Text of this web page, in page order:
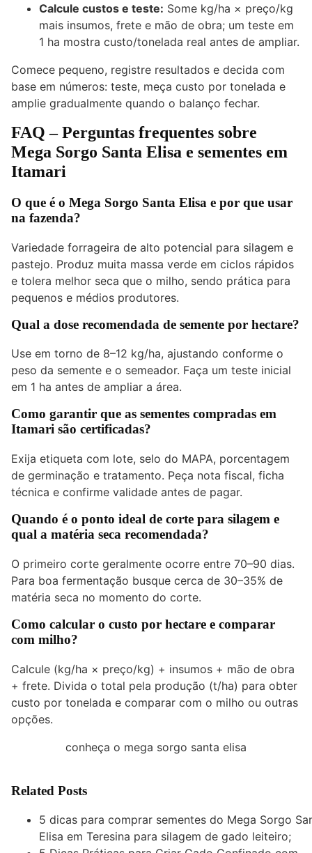
Calcule custos e teste: Some kg/ha × preço/kg
mais insumos, frete e mão de obra; um teste em
1 ha mostra custo/tonelada real antes de ampliar.
Comece pequeno, registre resultados e decida com
base em números: teste, meça custo por tonelada e
amplie gradualmente quando o balanço fechar.
FAQ – Perguntas frequentes sobre
Mega Sorgo Santa Elisa e sementes em
Itamari
O que é o Mega Sorgo Santa Elisa e por que usar
na fazenda?
Variedade forrageira de alto potencial para silagem e
pastejo. Produz muita massa verde em ciclos rápidos
e tolera melhor seca que o milho, sendo prática para
pequenos e médios produtores.
Qual a dose recomendada de semente por hectare?
Use em torno de 8–12 kg/ha, ajustando conforme o
peso da semente e o semeador. Faça um teste inicial
em 1 ha antes de ampliar a área.
Como garantir que as sementes compradas em
Itamari são certificadas?
Exija etiqueta com lote, selo do MAPA, porcentagem
de germinação e tratamento. Peça nota fiscal, ficha
técnica e confirme validade antes de pagar.
Quando é o ponto ideal de corte para silagem e
qual a matéria seca recomendada?
O primeiro corte geralmente ocorre entre 70–90 dias.
Para boa fermentação busque cerca de 30–35% de
matéria seca no momento do corte.
Como calcular o custo por hectare e comparar
com milho?
Calcule (kg/ha × preço/kg) + insumos + mão de obra
+ frete. Divida o total pela produção (t/ha) para obter
custo por tonelada e comparar com o milho ou outras
opções.
conheça o mega sorgo santa elisa
Related Posts
5 dicas para comprar sementes do Mega Sorgo
Elisa em Teresina para silagem de gado leiteiro;